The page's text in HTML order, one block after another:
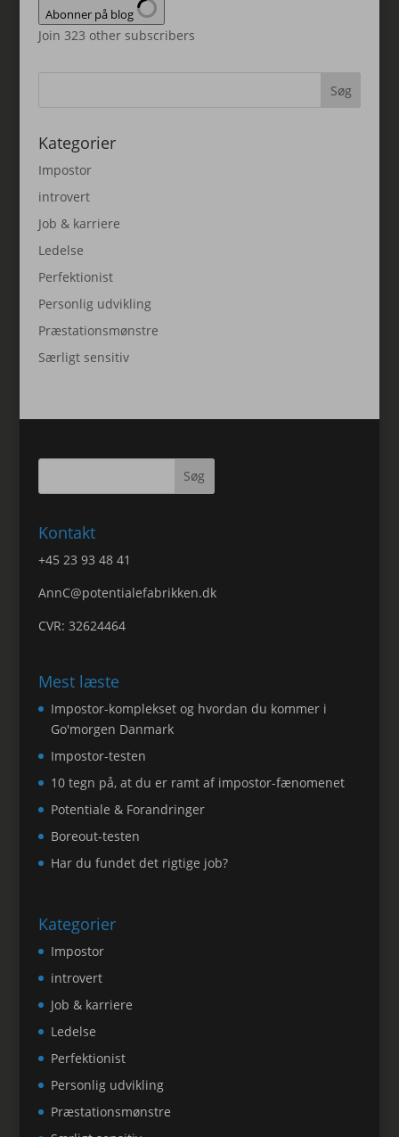
Abonner på blog
Join 323 other subscribers
Kategorier
Impostor
introvert
Job & karriere
Ledelse
Perfektionist
Personlig udvikling
Præstationsmønstre
Særligt sensitiv
Kontakt
+45 23 93 48 41
AnnC@potentialefabrikken.dk
CVR: 32624464
Mest læste
Impostor-komplekset og hvordan du kommer i
Go'morgen Danmark
Impostor-testen
10 tegn på, at du er ramt af impostor-fænomenet
Potentiale & Forandringer
Boreout-testen
Har du fundet det rigtige job?
Kategorier
Impostor
introvert
Job & karriere
Ledelse
Perfektionist
Personlig udvikling
Præstationsmønstre